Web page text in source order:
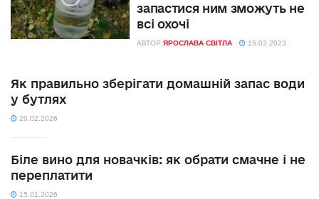
запастися ним зможуть не
всі охочі
АВТОР ЯРОСЛАВА СВІТЛА 15.03.2023
Як правильно зберігати домашній запас води
у бутлях
20.02.2026
Біле вино для новачків: як обрати смачне і не
переплатити
15.01.2026